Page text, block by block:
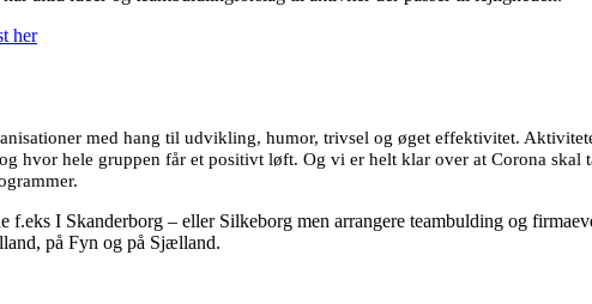
her
med hang til udvikling, humor, trivsel og øget effektivitet.
hvor hele gruppen får et positivt løft. Og vi er helt klar over at Corona skal
f.eks I Skanderborg – eller Silkeborg men arrangere teambulding og
på Fyn og på Sjælland.